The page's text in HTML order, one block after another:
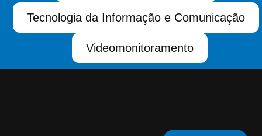
Tecnologia da Informação e Comunicação
Videomonitoramento